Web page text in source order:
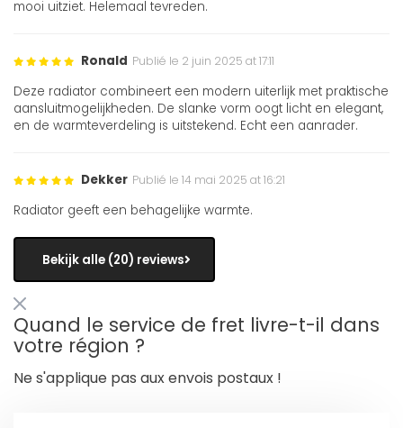
mooi uitziet. Helemaal tevreden.
Ronald Publié le 2 juin 2025 at 17:11
Deze radiator combineert een modern uiterlijk met praktische
aansluitmogelijkheden. De slanke vorm oogt licht en elegant,
en de warmteverdeling is uitstekend. Echt een aanrader.
Dekker Publié le 14 mai 2025 at 16:21
Radiator geeft een behagelijke warmte.
Bekijk alle (20) reviews
Quand le service de fret livre-t-il dans
votre région ?
Ne s'applique pas aux envois postaux !